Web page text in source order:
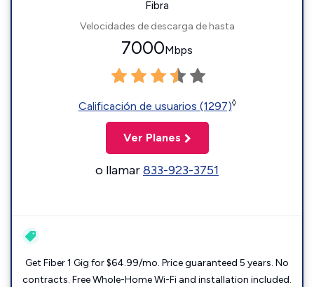
Fibra
Velocidades de descarga de hasta
7000Mbps
Calificación de usuarios (1297)◊
Ver Planes
o llamar833-923-3751
Get Fiber 1 Gig for $64.99/mo. Price guaranteed 5 years. No
contracts. Free Whole-Home Wi-Fi and installation included.